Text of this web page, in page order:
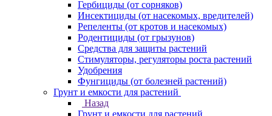
Гербициды (от сорняков)
Инсектициды (от насекомых, вредителей)
Репеленты (от кротов и насекомых)
Родентициды (от грызунов)
Средства для защиты растений
Стимуляторы, регуляторы роста растений
Удобрения
Фунгициды (от болезней растений)
Грунт и емкости для растений
Назад
Грунт и емкости для растений